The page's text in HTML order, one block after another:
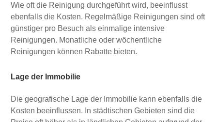
Wie oft die Reinigung durchgeführt wird, beeinflusst
ebenfalls die Kosten. Regelmäßige Reinigungen sind oft
günstiger pro Besuch als einmalige intensive
Reinigungen. Monatliche oder wöchentliche
Reinigungen können Rabatte bieten.
Lage der Immobilie
Die geografische Lage der Immobilie kann ebenfalls die
Kosten beeinflussen. In städtischen Gebieten sind die